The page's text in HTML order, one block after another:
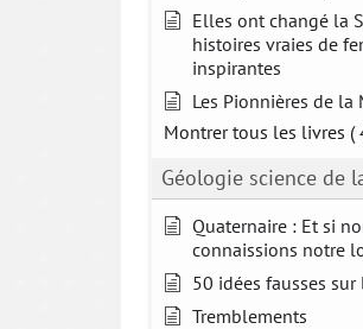
Elles ont changé la
histoires vraies de
inspirantes
Les Pionnières de la
Montrer tous les livres (
Géologie science de
Quaternaire : Et si
connaissions notre
50 idées fausses sur
Tremblements